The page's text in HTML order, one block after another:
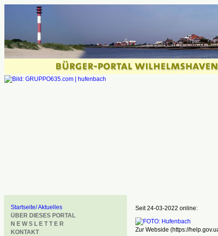
Startseite/ Aktuelles
ÜBER DIESES PORTAL
N E W S L E T T E R
KONTAKT
Seit 24-03-2022 online:
Zur Webside (https://